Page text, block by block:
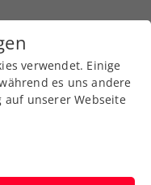
im
verwendet. Einige
es uns andere
unserer Webseite